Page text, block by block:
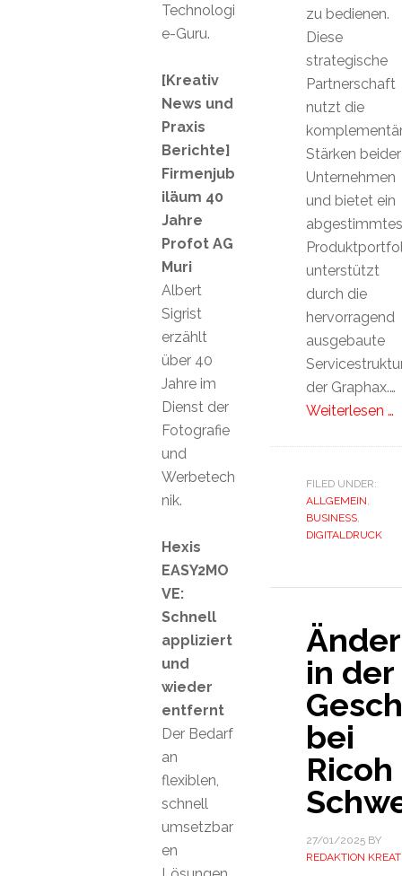
zu bedienen.
Diese
strategische
Partnerschaft
nutzt die
Stärken beider
Unternehmen
und bietet ein
abgestimmtes
unterstützt
durch die
hervorragend
ausgebaute
der Graphax.…
Weiterlesen …
FILED UNDER:
ALLGEMEIN
BUSINESS,
DIGITALDRUCK
in der
bei
Ricoh
27/01/2025BY
REDAKTION
Technologi
e-Guru.
[Kreativ
News und
Praxis
Berichte]
Firmenjub
iläum 40
Jahre
Profot AG
Muri
Albert
Sigrist
erzählt
über 40
Jahre im
Dienst der
Fotografie
und
Werbetech
nik.
Hexis
EASY2MO
VE:
Schnell
appliziert
und
wieder
entfernt
Der Bedarf
an
flexiblen,
schnell
umsetzbar
en